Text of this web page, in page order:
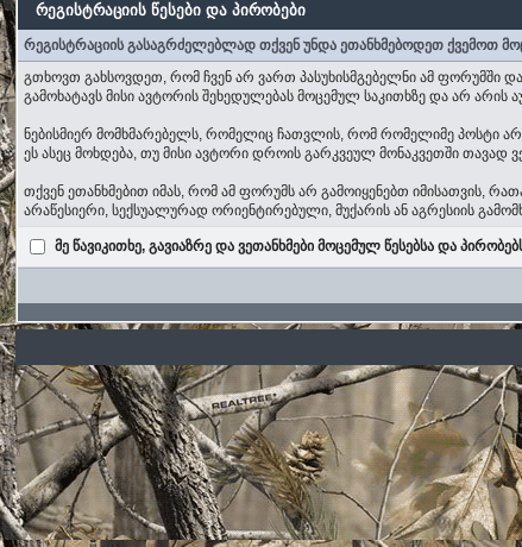
რეგისტრაციის წესები და პირობები
რეგისტრაციის გასაგრძელებლად თქვენ უნდა ეთანხმებოდეთ ქვემოთ
გთხოვთ გახსოვდეთ, რომ ჩვენ არ ვართ პასუხისმგებელნი ამ ფორუმში
გამოხატავს მისი ავტორის შეხედულებას მოცემულ საკითხზე და არ
ნებისმიერ მომხმარებელს, რომელიც ჩათვლის, რომ რომელიმე პოსტი
ეს ასეც მოხდება, თუ მისი ავტორი დროის გარკვეულ მონაკვეთში თავად
თქვენ ეთანხმებით იმას, რომ ამ ფორუმს არ გამოიყენებთ იმისათვის,
არაწესიერი, სექსუალურად ორიენტირებული, მუქარის ან აგრესიის
მე წავიკითხე, გავიაზრე და ვეთანხმები მოცემულ წესებსა და